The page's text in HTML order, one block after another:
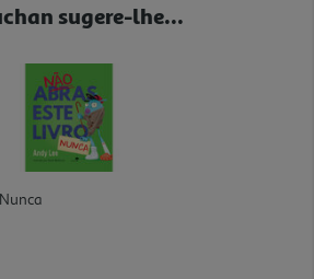
sugere-lhe...